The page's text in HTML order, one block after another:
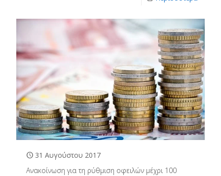
31 Αυγούστου 2017
Ανακοίνωση για τη ρύθμιση οφειλών μέχρι 100